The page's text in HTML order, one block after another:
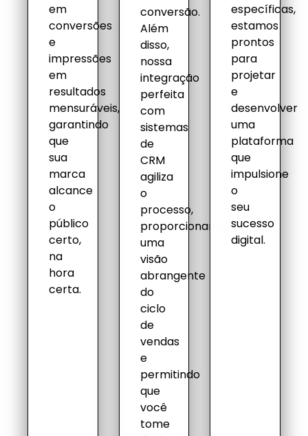
em
conversões
e
impressões
em
resultados
mensuráveis,
garantindo
que
sua
marca
alcance
o
público
certo,
na
hora
certa.
conversão.
Além
disso,
nossa
integração
perfeita
com
sistemas
de
CRM
agiliza
o
processo,
proporcionando
uma
visão
abrangente
do
ciclo
de
vendas
e
permitindo
que
você
tome
específicas,
estamos
prontos
para
projetar
e
desenvolver
uma
plataforma
que
impulsione
o
seu
sucesso
digital.